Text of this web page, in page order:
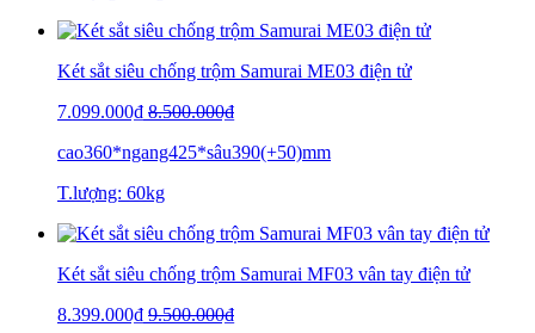
Két sắt siêu chống trộm Samurai ME03 điện tử
7.099.000₫ 8.500.000₫
cao360*ngang425*sâu390(+50)mm
T.lượng: 60kg
Két sắt siêu chống trộm Samurai MF03 vân tay điện tử
8.399.000₫ 9.500.000₫